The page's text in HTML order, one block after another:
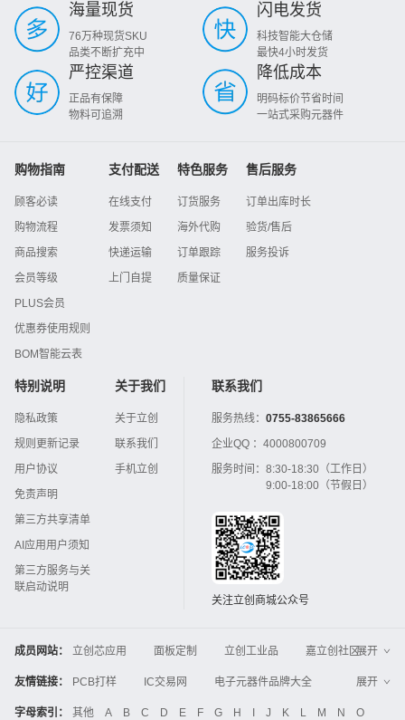
海量现货
76万种现货SKU
品类不断扩充中
闪电发货
科技智能大仓储
最快4小时发货
严控渠道
正品有保障
物料可追溯
降低成本
明码标价节省时间
一站式采购元器件
购物指南
顾客必读
购物流程
商品搜索
会员等级
PLUS会员
优惠券使用规则
BOM智能云表
支付配送
在线支付
发票须知
快递运输
上门自提
特色服务
订货服务
海外代购
订单跟踪
质量保证
售后服务
订单出库时长
验货/售后
服务投诉
特别说明
隐私政策
规则更新记录
用户协议
免责声明
第三方共享清单
AI应用用户须知
第三方服务与关
联启动说明
关于我们
关于立创
联系我们
手机立创
联系我们
服务热线： 0755-83865666
企业QQ ： 4000800709
服务时间： 8:30-18:30（工作日）
9:00-18:00（节假日）
关注立创商城公众号
成员网站： 立创芯应用 面板定制 立创工业品
嘉立创社区
3D打印
嘉立创FPC 嘉立创PCB
嘉立创FA
展开
友情链接： PCB打样 IC交易网
电子元器件品牌大全
中国IC网
智能电网 机电设备 电子工程网
展开
字母索引： 其他 A B C D E F G H J K L M N O